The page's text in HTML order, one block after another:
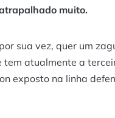
muito.
sua vez, quer um
tem atualmente a
exposto na linha